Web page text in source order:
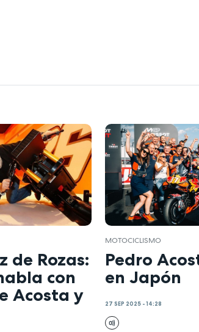
de Rozas:
con
Acosta y
MOTOCICLISMO
Pedro
en Japón
27 SEP 2025 - 14:28